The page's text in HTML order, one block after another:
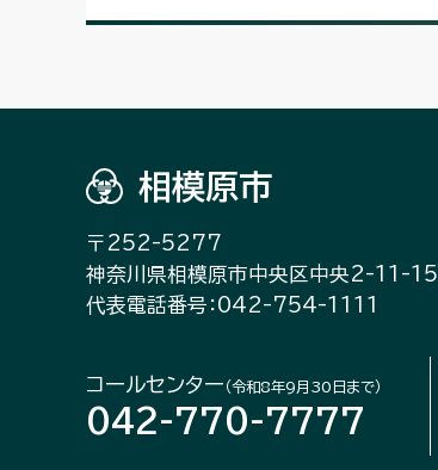
相模原市
〒252-5277
神奈川県相模原市中央区中央2-11-15
代表電話番号：042-754-1111
コールセンター （令和8年9月30日まで）
042-770-7777